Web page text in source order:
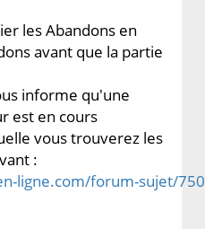
les Abandons en
avant que la partie
informe qu'une
est en cours
vous trouverez les
: